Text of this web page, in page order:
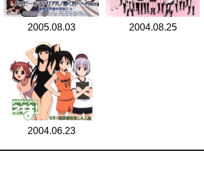
2005.08.03 2004.08.25
2004.06.23